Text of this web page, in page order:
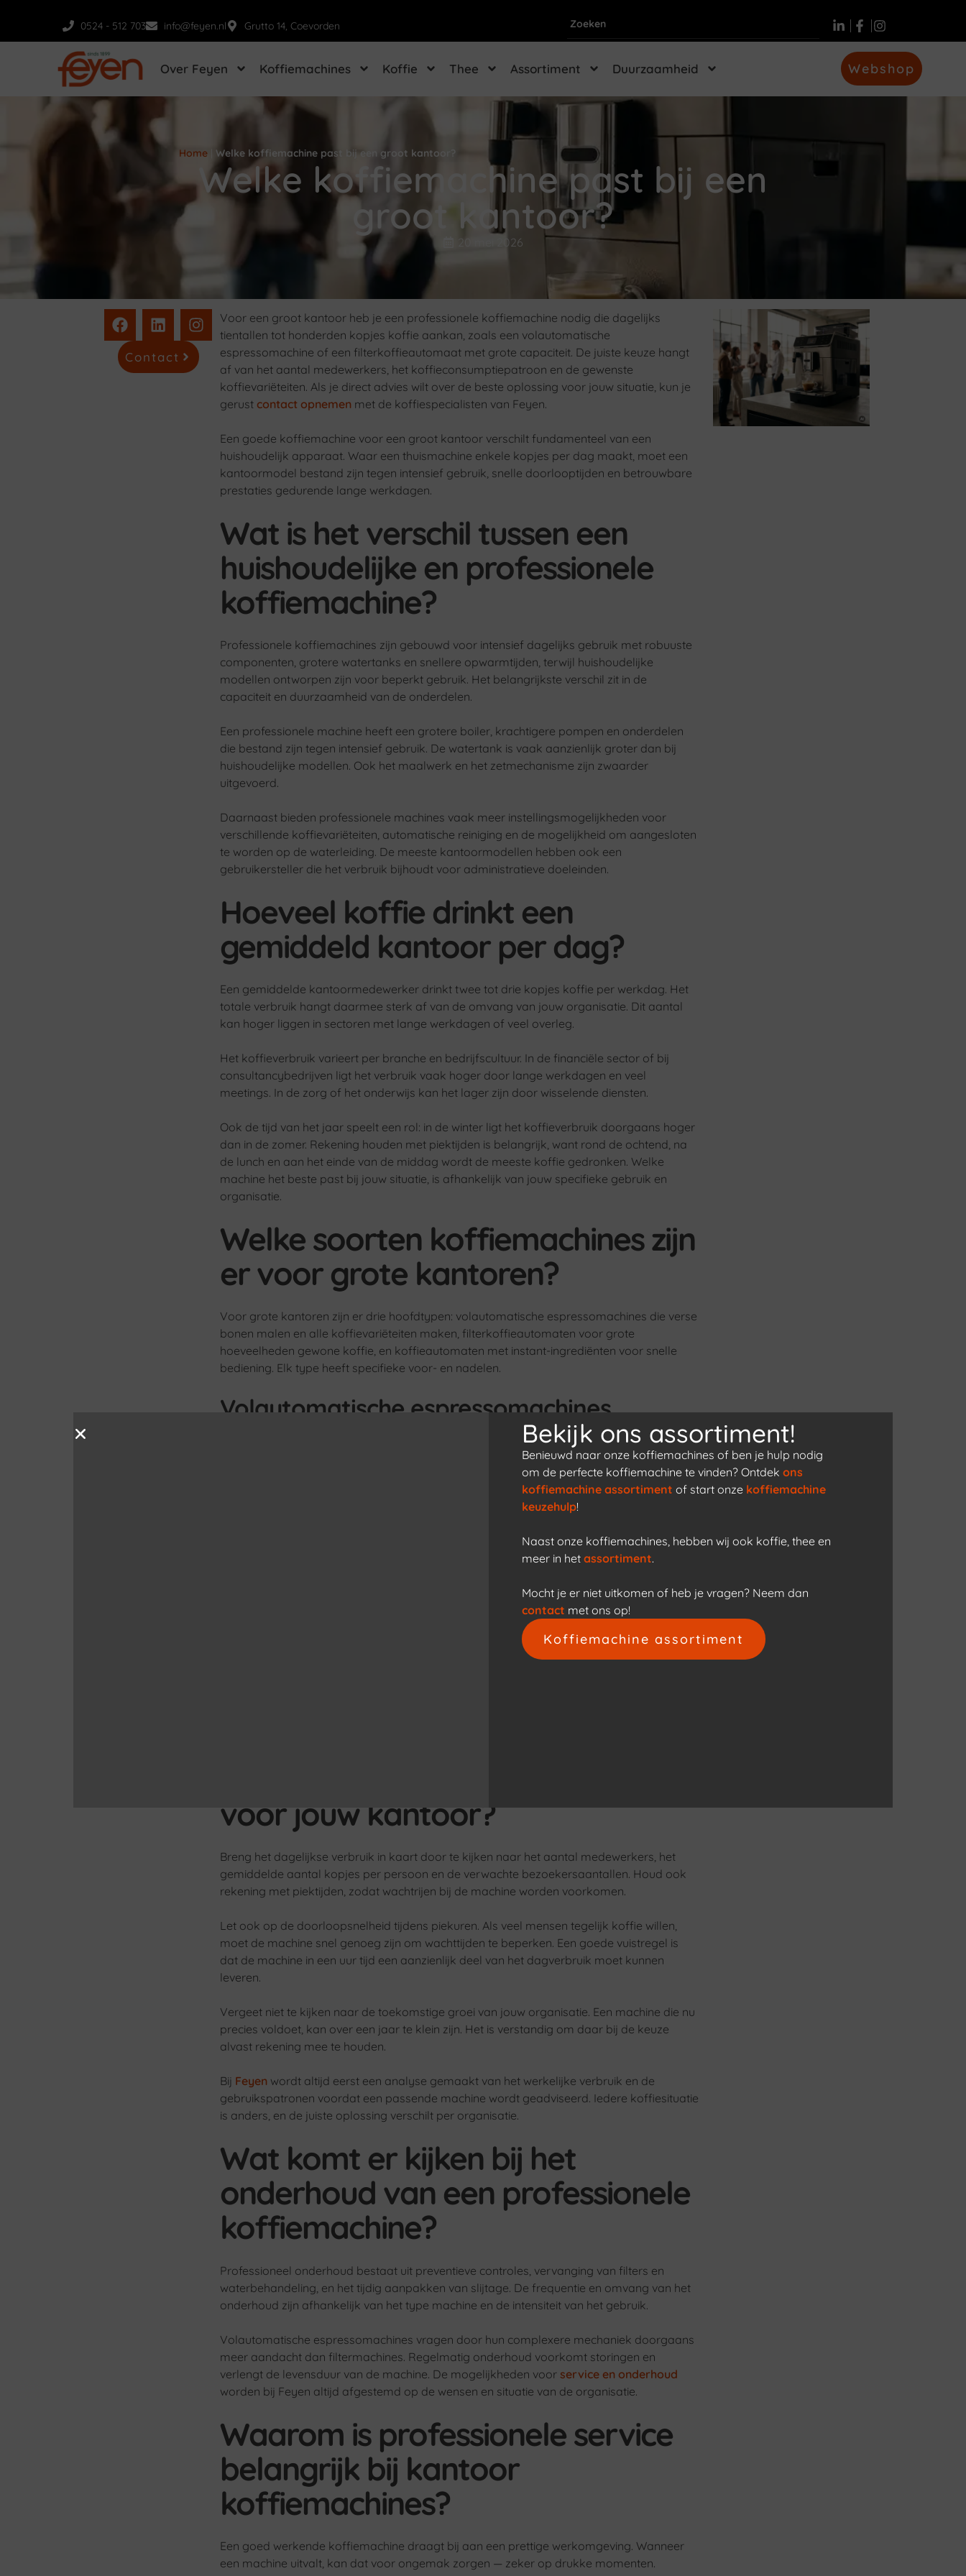
0524 - 512 703 info@feyen.nl Grutto 14, Coevorden
Over Feyen Koffiemachines Koffie Thee Assortiment Duurzaamheid Webshop
Home| Welke koffiemachine past bij een groot kantoor?
Welke koffiemachine past bij een
groot kantoor?
20 mei 2026
Contact
Voor een groot kantoor heb je een professionele koffiemachine nodig die dagelijks
tientallen tot honderden kopjes koffie aankan, zoals een volautomatische
espressomachine of een filterkoffieautomaat met grote capaciteit. De juiste keuze hangt
af van het aantal medewerkers, het koffieconsumptiepatroon en de gewenste
koffievariëteiten. Als je direct advies wilt over de beste oplossing voor jouw situatie, kun je
gerust contact opnemen met de koffiespecialisten van Feyen.
Een goede koffiemachine voor een groot kantoor verschilt fundamenteel van een
huishoudelijk apparaat. Waar een thuismachine enkele kopjes per dag maakt, moet een
kantoormodel bestand zijn tegen intensief gebruik, snelle doorlooptijden en betrouwbare
prestaties gedurende lange werkdagen.
Wat is het verschil tussen een
huishoudelijke en professionele
koffiemachine?
Professionele koffiemachines zijn gebouwd voor intensief dagelijks gebruik met robuuste
componenten, grotere watertanks en snellere opwarmtijden, terwijl huishoudelijke
modellen ontworpen zijn voor beperkt gebruik. Het belangrijkste verschil zit in de
capaciteit en duurzaamheid van de onderdelen.
Een professionele machine heeft een grotere boiler, krachtigere pompen en onderdelen
die bestand zijn tegen intensief gebruik. De watertank is vaak aanzienlijk groter dan bij
huishoudelijke modellen. Ook het maalwerk en het zetmechanisme zijn zwaarder
uitgevoerd.
Daarnaast bieden professionele machines vaak meer instellingsmogelijkheden voor
verschillende koffievariëteiten, automatische reiniging en de mogelijkheid om aangesloten
te worden op de waterleiding. De meeste kantoormodellen hebben ook een
gebruikersteller die het verbruik bijhoudt voor administratieve doeleinden.
Hoeveel koffie drinkt een
gemiddeld kantoor per dag?
Een gemiddelde kantoormedewerker drinkt twee tot drie kopjes koffie per werkdag. Het
totale verbruik hangt daarmee sterk af van de omvang van jouw organisatie. Dit aantal
kan hoger liggen in sectoren met lange werkdagen of veel overleg.
Het koffieverbruik varieert per branche en bedrijfscultuur. In de financiële sector of bij
consultancybedrijven ligt het verbruik vaak hoger door lange werkdagen en veel
meetings. In de zorg of het onderwijs kan het lager zijn door wisselende diensten.
Ook de tijd van het jaar speelt een rol: in de winter ligt het koffieverbruik doorgaans hoger
dan in de zomer. Rekening houden met piektijden is belangrijk, want rond de ochtend, na
de lunch en aan het einde van de middag wordt de meeste koffie gedronken. Welke
machine het beste past bij jouw situatie, is afhankelijk van jouw specifieke gebruik en
organisatie.
Welke soorten koffiemachines zijn
er voor grote kantoren?
Voor grote kantoren zijn er drie hoofdtypen: volautomatische espressomachines die verse
bonen malen en alle koffievariëteiten maken, filterkoffieautomaten voor grote
hoeveelheden gewone koffie, en koffieautomaten met instant-ingrediënten voor snelle
bediening. Elk type heeft specifieke voor- en nadelen.
Volautomatische espressomachines
Deze machines malen verse bonen en maken op knopdruk espresso, cappuccino en latte
macchiato. Ze bieden veel smaakvariant en veel keuze, maar vereisen meer onderhoud.
De capaciteit is afhankelijk van het model en kan oplopen tot honderden kopjes per dag.
Perfect voor kantoren die vooral gewone koffie drinken. Deze machines kunnen grote
maar bieden minder variatie. Afhankelijk van het model zijn ze geschikt voor
voor jouw kantoor?
Breng het dagelijkse verbruik in kaart door te kijken naar het aantal medewerkers, het
gemiddelde aantal kopjes per persoon en de verwachte bezoekersaantallen. Houd ook
rekening met piektijden, zodat wachtrijen bij de machine worden voorkomen.
Let ook op de doorloopsnelheid tijdens piekuren. Als veel mensen tegelijk koffie willen,
moet de machine snel genoeg zijn om wachttijden te beperken. Een goede vuistregel is
dat de machine in een uur tijd een aanzienlijk deel van het dagverbruik moet kunnen
leveren.
Vergeet niet te kijken naar de toekomstige groei van jouw organisatie. Een machine die nu
precies voldoet, kan over een jaar te klein zijn. Het is verstandig om daar bij de keuze
alvast rekening mee te houden.
Bij Feyen wordt altijd eerst een analyse gemaakt van het werkelijke verbruik en de
gebruikspatronen voordat een passende machine wordt geadviseerd. Iedere koffiesituatie
is anders, en de juiste oplossing verschilt per organisatie.
Wat komt er kijken bij het
onderhoud van een professionele
koffiemachine?
Professioneel onderhoud bestaat uit preventieve controles, vervanging van filters en
waterbehandeling, en het tijdig aanpakken van slijtage. De frequentie en omvang van het
onderhoud zijn afhankelijk van het type machine en de intensiteit van het gebruik.
Volautomatische espressomachines vragen door hun complexere mechaniek doorgaans
meer aandacht dan filtermachines. Regelmatig onderhoud voorkomt storingen en
verlengt de levensduur van de machine. De mogelijkheden voorservice en onderhoud
worden bij Feyen altijd afgestemd op de wensen en situatie van de organisatie.
Waarom is professionele service
belangrijk bij kantoor
koffiemachines?
Een goed werkende koffiemachine draagt bij aan een prettige werkomgeving. Wanneer
een machine uitvalt, kan dat voor ongemak zorgen — zeker op drukke momenten.
Bekijk ons assortiment!
Benieuwd naar onze koffiemachines of ben je hulp nodig
om de perfecte koffiemachine te vinden? Ontdekons
koffiemachine assortiment of start onze koffiemachine
keuzehulp!
Naast onze koffiemachines, hebben wij ook koffie, thee en
meer in hetassortiment.
Mocht je er niet uitkomen of heb je vragen? Neem dan
contact met ons op!
Koffiemachine assortiment